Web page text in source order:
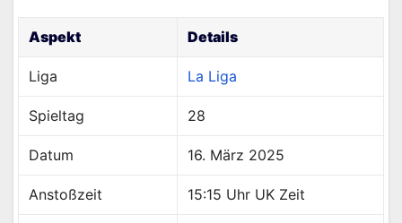
Aspekt Details
Liga La Liga
Spieltag 28
Datum 16. März 2025
Anstoßzeit 15:15 Uhr UK Zeit